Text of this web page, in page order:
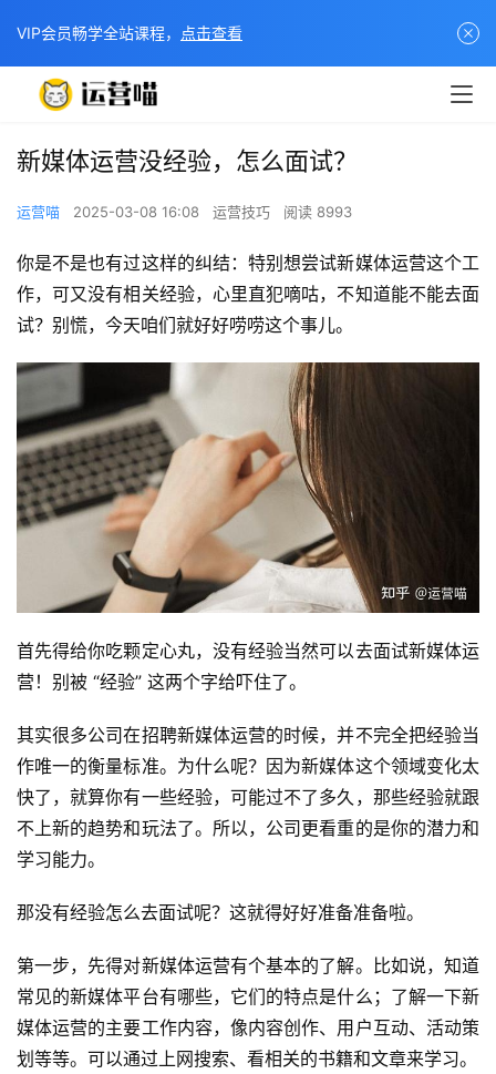
新媒体运营没经验，怎么面试？
运营喵 2025-03-08 16:08 运营技巧 阅读 8993
你是不是也有过这样的纠结：特别想尝试新媒体运营这个工
作，可又没有相关经验，心里直犯嘀咕，不知道能不能去面
试？别慌，今天咱们就好好唠唠这个事儿。
首先得给你吃颗定心丸，没有经验当然可以去面试新媒体运
营！别被 “经验” 这两个字给吓住了。
其实很多公司在招聘新媒体运营的时候，并不完全把经验当
作唯一的衡量标准。为什么呢？因为新媒体这个领域变化太
快了，就算你有一些经验，可能过不了多久，那些经验就跟
不上新的趋势和玩法了。所以，公司更看重的是你的潜力和
学习能力。
那没有经验怎么去面试呢？这就得好好准备准备啦。
第一步，先得对新媒体运营有个基本的了解。比如说，知道
常见的新媒体平台有哪些，它们的特点是什么；了解一下新
媒体运营的主要工作内容，像内容创作、用户互动、活动策
划等等。可以通过上网搜索、看相关的书籍和文章来学习。
VIP会员畅学全站课程， 点击查看